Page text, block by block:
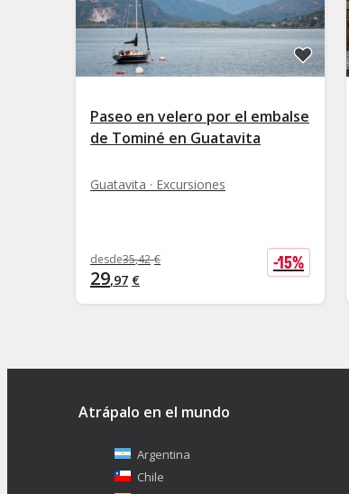
Paseo en velero por el embalse
de Tominé en Guatavita
Guatavita · Excursiones
desde35,42 €
29,97 €
-15%
Atrápalo en el mundo
Argentina
Chile